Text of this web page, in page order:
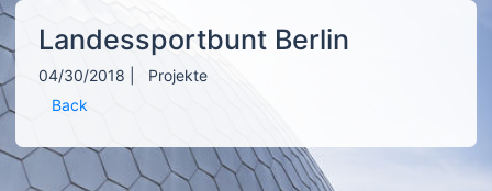
Landessportbunt Berlin
04/30/2018
Projekte
Back